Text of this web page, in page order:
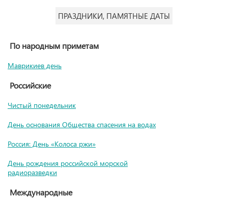
ПРАЗДНИКИ, ПАМЯТНЫЕ ДАТЫ
По народным приметам
Маврикиев день
Российские
Чистый понедельник
День основания Общества спасения на водах
Россия: День «Колоса ржи»
День рождения российской морской
радиоразведки
Международные